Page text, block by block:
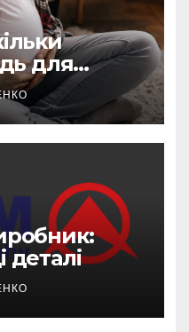
для
деталі